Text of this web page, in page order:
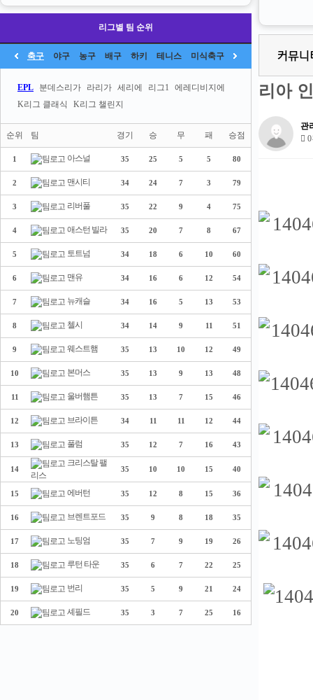
리그별 팀 순위
축구 야구 농구 배구 하키 테니스 미식축구
EPL 분데스리가 라리가 세리에 리그1
에레디비지에
K리그 클래식
K리그 챌린지
순위 팀 경기 승 무 패 승점
1 아스널 35 25 5 5 80
2 맨시티 34 24 7 3 79
3 리버풀 35 22 9 4 75
4 애스턴 빌라 35 20 7 8 67
5 토트넘 34 18 6 10 60
6 맨유 34 16 6 12 54
7 뉴캐슬 34 16 5 13 53
8 첼시 34 14 9 11 51
9 웨스트햄 35 13 10 12 49
10 본머스 35 13 9 13 48
11 울버햄튼 35 13 7 15 46
12 브라이튼 34 11 11 12 44
13 풀럼 35 12 7 16 43
14
크리스탈 팰
리스
35 10 10 15 40
15 에버턴 35 12 8 15 36
16 브렌트포드 35 9 8 18 35
17 노팅엄 35 7 9 19 26
18 루턴 타운 35 6 7 22 25
19 번리 35 5 9 21 24
20 셰필드 35 3 7 25 16
리아
관